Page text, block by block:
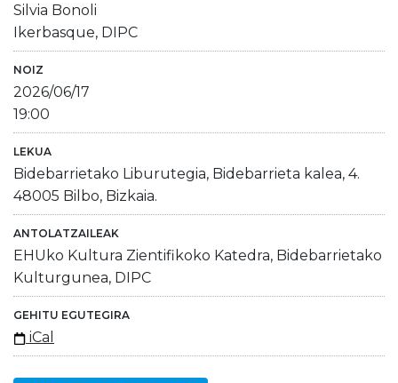
Silvia Bonoli
Ikerbasque, DIPC
NOIZ
2026/06/17
19:00
LEKUA
Bidebarrietako Liburutegia, Bidebarrieta kalea, 4.
48005 Bilbo, Bizkaia.
ANTOLATZAILEAK
EHUko Kultura Zientifikoko Katedra, Bidebarrietako
Kulturgunea, DIPC
GEHITU EGUTEGIRA
iCal